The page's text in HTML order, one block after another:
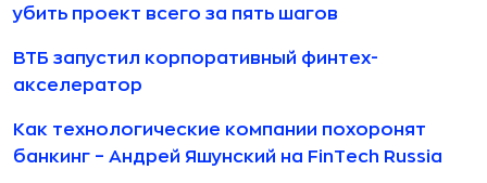
убить проект всего за пять шагов
ВТБ запустил корпоративный финтех-
акселератор
Как технологические компании похоронят
банкинг – Андрей Яшунский на FinTech Russia